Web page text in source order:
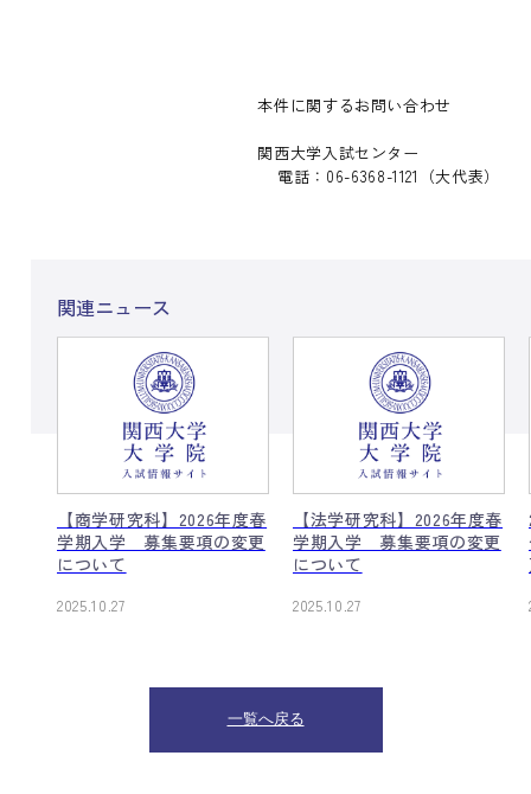
本件に関するお問い合わせ
関西大学入試センター
電話：06-6368-1121（大代表）
関連ニュース
【商学研究科】2026年度春
学期入学 募集要項の変更
について
2025.10.27
【法学研究科】2026年度春
学期入学 募集要項の変更
について
2025.10.27
一覧へ戻る